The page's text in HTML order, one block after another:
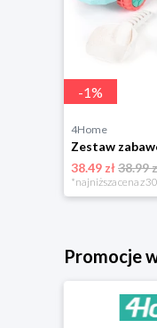
-1%
4Home
38.49 zł38.99
*najniższa cena z
Promocje